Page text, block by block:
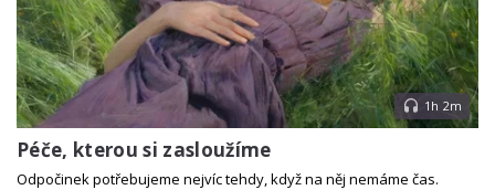
1h 2m
Péče, kterou si zasloužíme
Odpočinek potřebujeme nejvíc tehdy, když na něj nemáme čas.